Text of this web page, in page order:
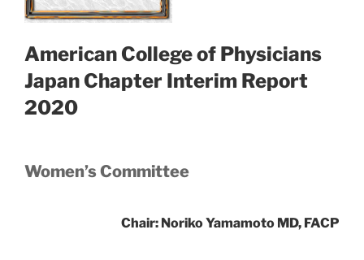
American College of Physicians
Japan Chapter Interim Report
2020
Women’s Committee
Chair: Noriko Yamamoto MD, FACP